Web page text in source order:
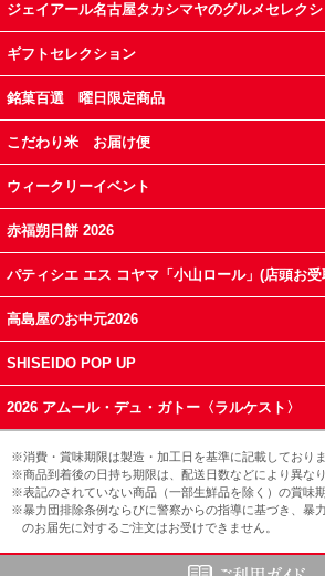
ジェイアール名古屋タカシマヤのグルメセレク
ギフトセレクション
銘菓百選 曜日限定商品
こだわり米 お届け便
ウィークリーイベント
赤福朔日餅 2026
パティシエ エス コヤマ「小山ロール」(店頭お受
高島屋のお中元2026
SHISEIDO POP UP
2026 アムール・デュ・ガトー〈ラルケスト〉
※消費・賞味期限は製造・加工日を基準に記載しておりま
※商品到着後の日持ち期限は、配送日数などにより異なり
※表記のされていない商品（一部生鮮品を除く）の賞味
※暴力団排除条例ならびに警察からの指導に基づき、暴
のお届先に対するご注文はお受けできません。